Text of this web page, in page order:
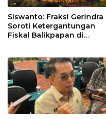
Siswanto: Fraksi Gerindra
Soroti Ketergantungan
Fiskal Balikpapan di